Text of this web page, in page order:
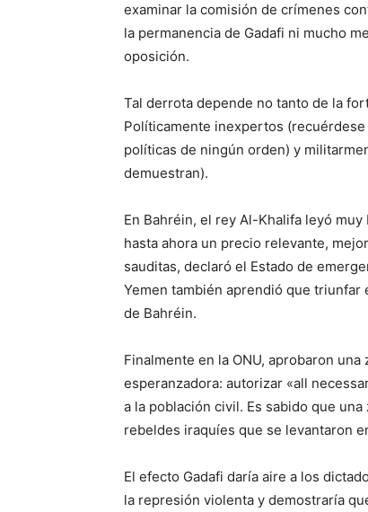
examinar la comisión de crímenes
la permanencia de Gadafi ni mucho
oposición.
Tal derrota depende no tanto de la
Políticamente inexpertos
políticas de ningún orden) y
demuestran).
En Bahréin, el rey Al-Khalifa leyó
hasta ahora un precio relevante,
sauditas, declaró el Estado de
Yemen también aprendió que triunfar
de Bahréin.
Finalmente en la ONU, aprobaron
esperanzadora: autorizar «all
a la población civil. Es sabido que
rebeldes iraquíes que se levantaron
El efecto Gadafi daría aire a los
la represión violenta y demostraría